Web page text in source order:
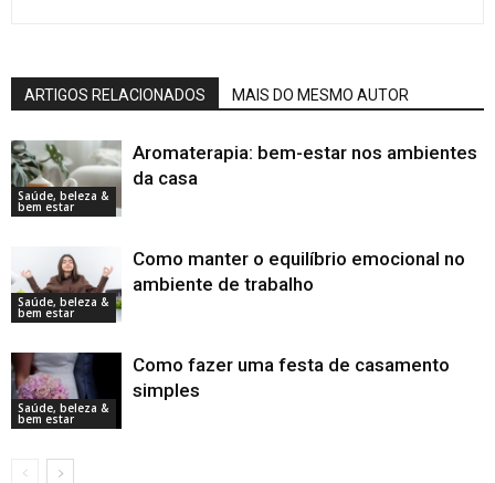
ARTIGOS RELACIONADOS MAIS DO MESMO AUTOR
Saúde, beleza &
bem estar
Aromaterapia: bem-estar nos ambientes
da casa
Saúde, beleza &
bem estar
Como manter o equilíbrio emocional no
ambiente de trabalho
Saúde, beleza &
bem estar
Como fazer uma festa de casamento
simples